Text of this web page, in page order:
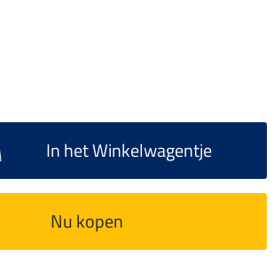
In het Winkelwagentje
Nu kopen